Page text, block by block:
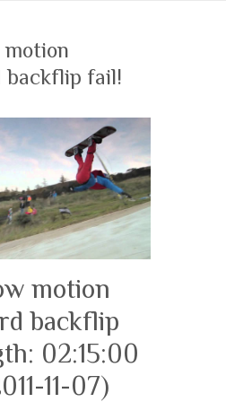
motion
backflip fail!
motion
backflip
02:15:00
11-07)